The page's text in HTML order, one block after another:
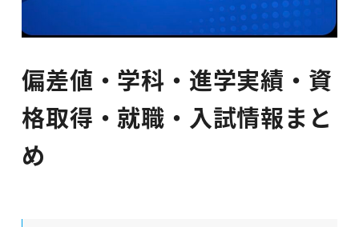
偏差値・学科・進学実績・資
格取得・就職・入試情報まと
め